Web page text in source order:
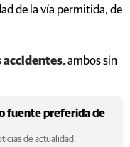
de la vía permitida, de
accidentes, ambos sin
fuente preferida de
de actualidad.